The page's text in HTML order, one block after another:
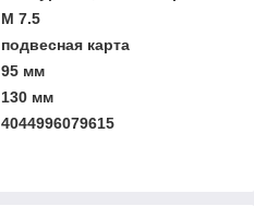
M 7.5
подвесная карта
95 мм
130 мм
4044996079615